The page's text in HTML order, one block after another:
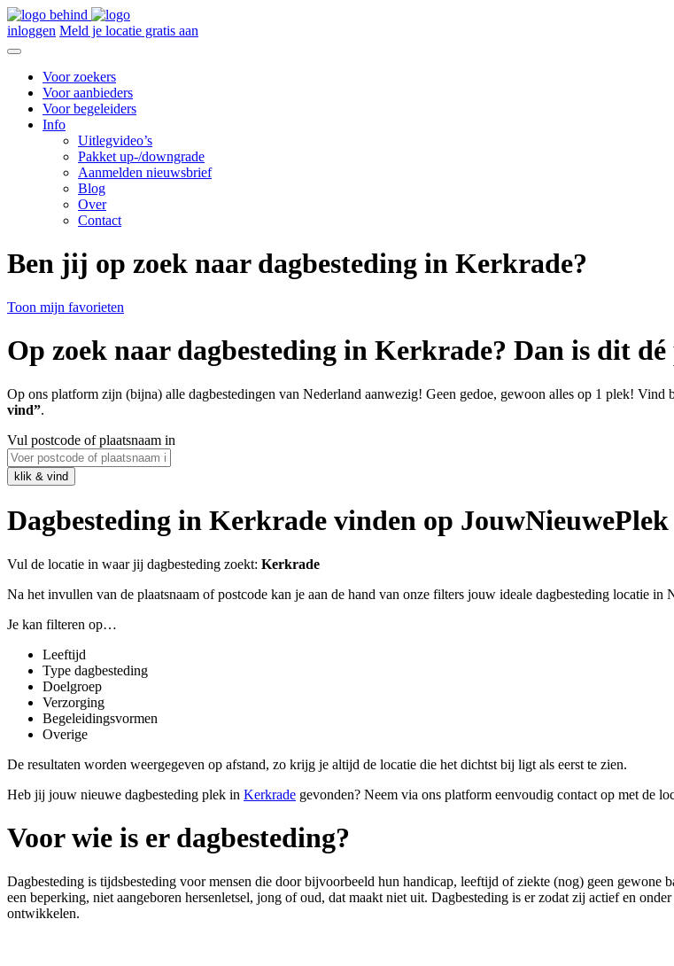
inloggen Meld je locatie gratis aan
Voor zoekers
Voor aanbieders
Voor begeleiders
Info
Uitlegvideo’s
Pakket up-/downgrade
Aanmelden nieuwsbrief
Blog
Over
Contact
Ben jij op zoek naar dagbesteding in Kerkrade?
Toon mijn favorieten
Op zoek naar dagbesteding in Kerkrade? Dan is dit
Op ons platform zijn (bijna) alle dagbestedingen van Nederland aanwezig! Geen gedoe, gewoon alles op 1 plek!
vind”.
Vul postcode of plaatsnaam in
Dagbesteding in Kerkrade vinden op JouwNieuwePlek
Vul de locatie in waar jij dagbesteding zoekt: Kerkrade
Na het invullen van de plaatsnaam of postcode kan je aan de hand van onze filters jouw ideale dagbesteding locatie in
Je kan filteren op…
Leeftijd
Type dagbesteding
Doelgroep
Verzorging
Begeleidingsvormen
Overige
De resultaten worden weergegeven op afstand, zo krijg je altijd de locatie die het dichtst bij ligt als eerst te zien.
Heb jij jouw nieuwe dagbesteding plek in Kerkrade gevonden? Neem via ons platform eenvoudig contact op met de
Voor wie is er dagbesteding?
Dagbesteding is tijdsbesteding voormensen die door bijvoorbeeld hun handicap, leeftijd of ziekte (nog) geen gewone
een beperking, niet aangeboren hersenletsel, jong of oud, dat maakt niet uit. Dagbesteding is er zodat zij actief en
ontwikkelen.